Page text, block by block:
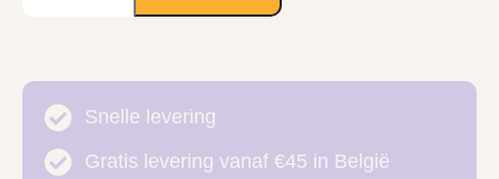
Snelle levering
Gratis levering vanaf €45 in België